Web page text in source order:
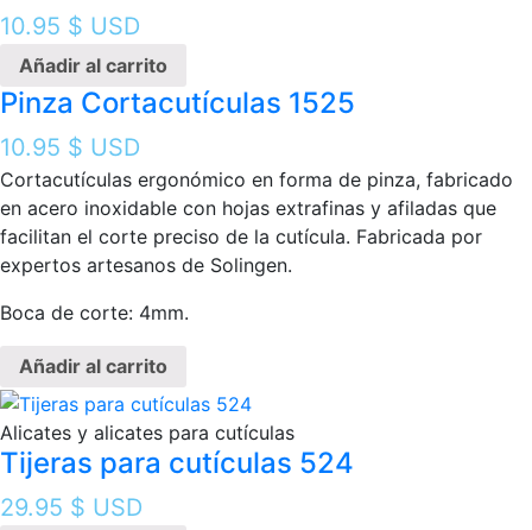
10.95 $ USD
Añadir al carrito
Pinza Cortacutículas 1525
10.95 $ USD
Cortacutículas ergonómico en forma de pinza, fabricado
en acero inoxidable con hojas extrafinas y afiladas que
facilitan el corte preciso de la cutícula. Fabricada por
expertos artesanos de Solingen.
Boca de corte: 4mm.
Añadir al carrito
Alicates y alicates para cutículas
Tijeras para cutículas 524
29.95 $ USD